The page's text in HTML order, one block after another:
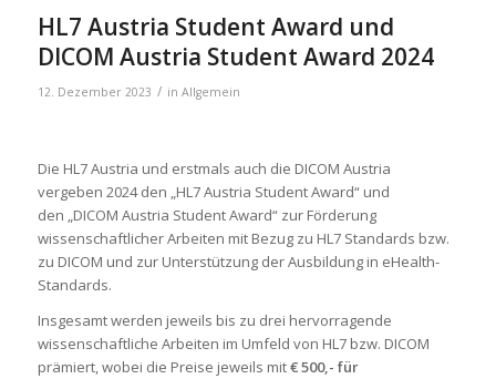
HL7 Austria Student Award und
DICOM Austria Student Award 2024
12. Dezember 2023 / in Allgemein
Die HL7 Austria und erstmals auch die DICOM Austria
vergeben 2024 den „HL7 Austria Student Award“ und
den „DICOM Austria Student Award“ zur Förderung
wissenschaftlicher Arbeiten mit Bezug zu HL7 Standards bzw.
zu DICOM und zur Unterstützung der Ausbildung in eHealth-
Standards.
Insgesamt werden jeweils bis zu drei hervorragende
wissenschaftliche Arbeiten im Umfeld von HL7 bzw. DICOM
prämiert, wobei die Preise jeweils mit€ 500,- für